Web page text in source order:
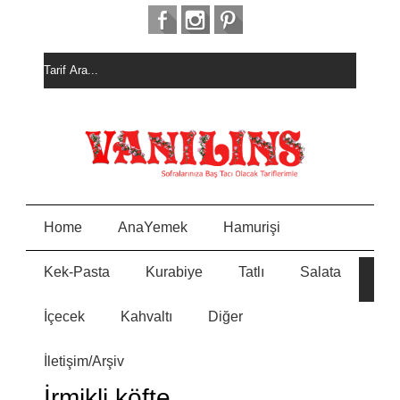
Home AnaYemek Hamurişi
Kek-Pasta Kurabiye Tatlı Salata
İçecek Kahvaltı Diğer
İletişim/Arşiv
HURM